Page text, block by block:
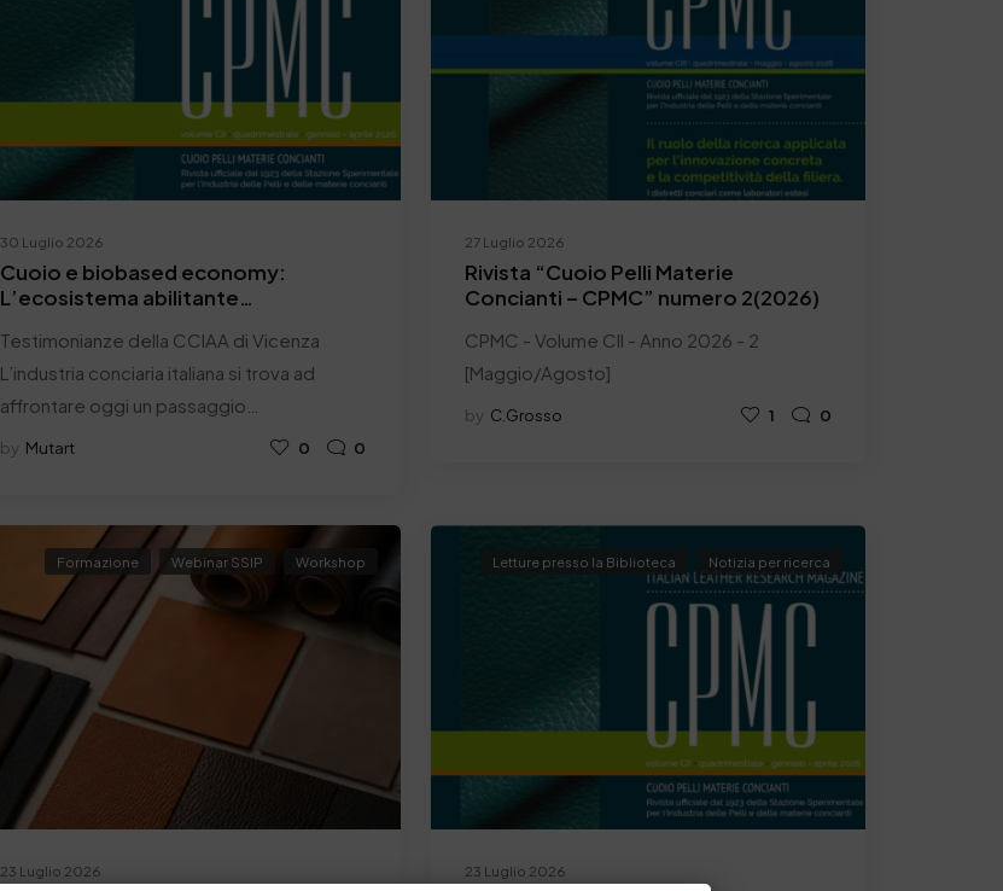
30 Luglio 2026
Cuoio e biobased economy:
L’ecosistema abilitante
Testimonianze della CCIAA di Vicenza
L’industria conciaria italiana si trova ad
affrontare oggi un passaggio…
by Mutart 0 0
27 Luglio 2026
Rivista “Cuoio Pelli Materie
Concianti – CPMC” numero 2(2026)
CPMC - Volume CII - Anno 2026 - 2
[Maggio/Agosto]
by C.grosso 1 0
23 Luglio 2026
Formazione Webinar SSIP Workshop
23 Luglio 2026
Letture presso la Biblioteca Notizia per ricerca